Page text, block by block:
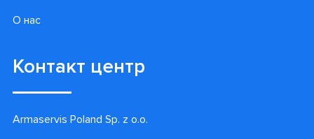
О нас
Контакт центр
Armaservis Poland Sp. z o.o.